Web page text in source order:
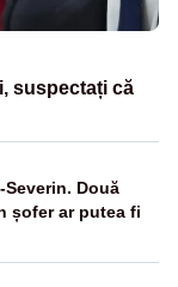
suspectați că
Două
șofer ar putea fi